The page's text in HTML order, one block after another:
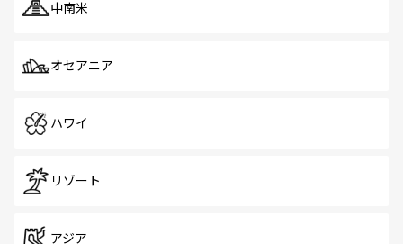
中南米
オセアニア
ハワイ
リゾート
アジア